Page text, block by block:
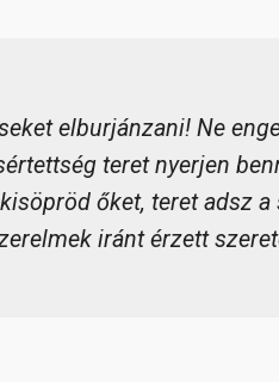
elburjánzani! Ne
teret nyerjen
őket, teret adsz a
iránt érzett